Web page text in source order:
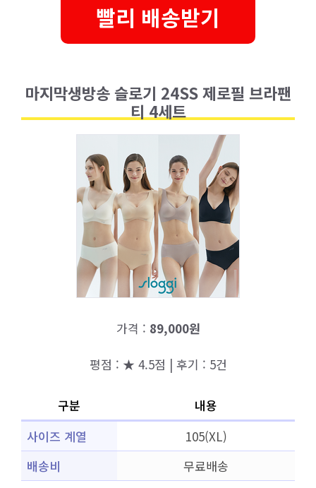
빨리 배송받기
마지막생방송 슬로기 24SS 제로필 브라팬
티 4세트
가격 : 89,000원
평점 : ★ 4.5점 | 후기 : 5건
구분
내용
사이즈 계열
105(XL)
배송비
무료배송